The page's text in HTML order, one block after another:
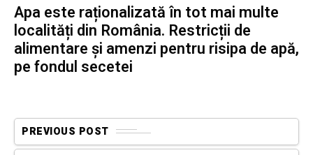
Apa este raționalizată în tot mai multe
localități din România. Restricții de
alimentare și amenzi pentru risipa de apă,
pe fondul secetei
PREVIOUS POST